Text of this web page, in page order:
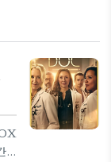
의